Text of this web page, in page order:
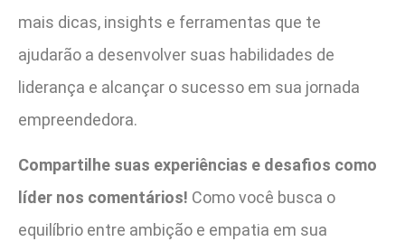
mais dicas, insights e ferramentas que te
ajudarão a desenvolver suas habilidades de
liderança e alcançar o sucesso em sua jornada
empreendedora.
Compartilhe suas experiências e desafios como
líder nos comentários! Como você busca o
equilíbrio entre ambição e empatia em sua